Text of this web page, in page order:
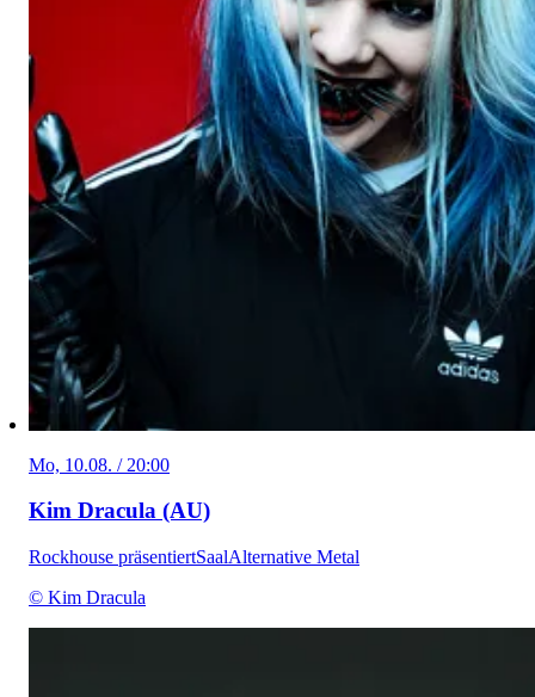
Mo, 10.08. / 20:00
Kim Dracula (AU)
Rockhouse präsentiertSaalAlternative Metal
© Kim Dracula